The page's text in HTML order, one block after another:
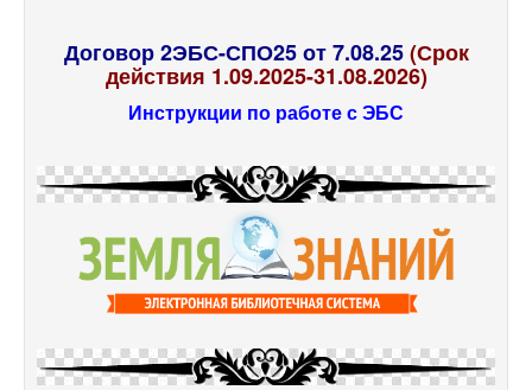
Договор 2ЭБС-СПО25 от 7.08.25 (Срок
действия 1.09.2025-31.08.2026)
Инструкции по работе с ЭБС